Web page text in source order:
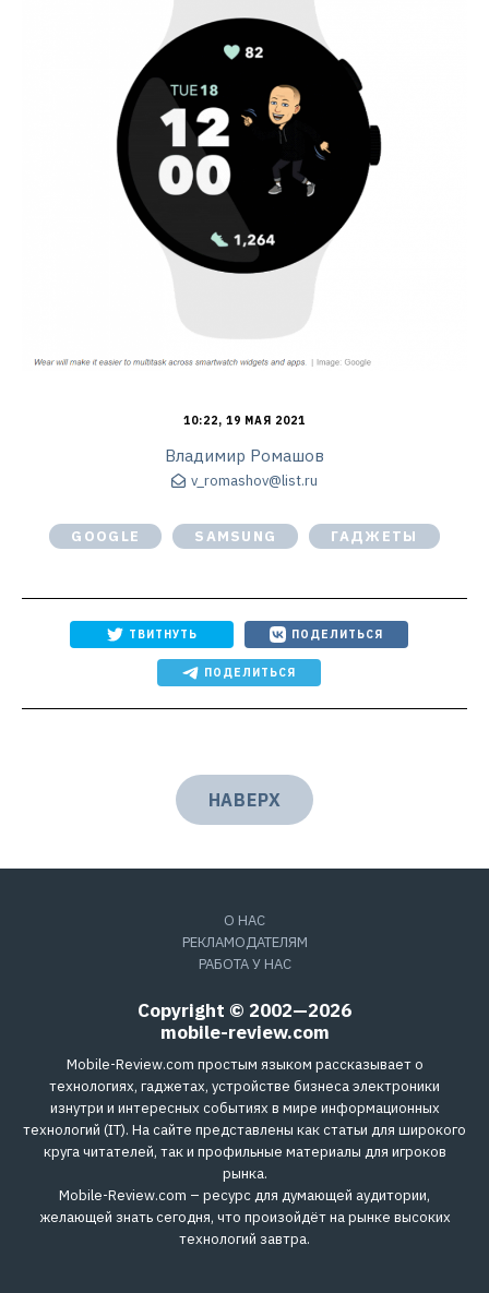
10:22, 19 МАЯ 2021
Владимир Ромашов
v_romashov@list.ru
GOOGLE SAMSUNG ГАДЖЕТЫ
ТВИТНУТЬ ПОДЕЛИТЬСЯ
ПОДЕЛИТЬСЯ
НАВЕРХ
О НАС
РЕКЛАМОДАТЕЛЯМ
РАБОТА У НАС
Copyright © 2002—2026
mobile-review.com
Mobile-Review.com простым языком рассказывает о
технологиях, гаджетах, устройстве бизнеса электроники
изнутри и интересных событиях в мире информационных
технологий (IT). На сайте представлены как статьи для широкого
круга читателей, так и профильные материалы для игроков
рынка.
Mobile-Review.com – ресурс для думающей аудитории,
желающей знать сегодня, что произойдёт на рынке высоких
технологий завтра.